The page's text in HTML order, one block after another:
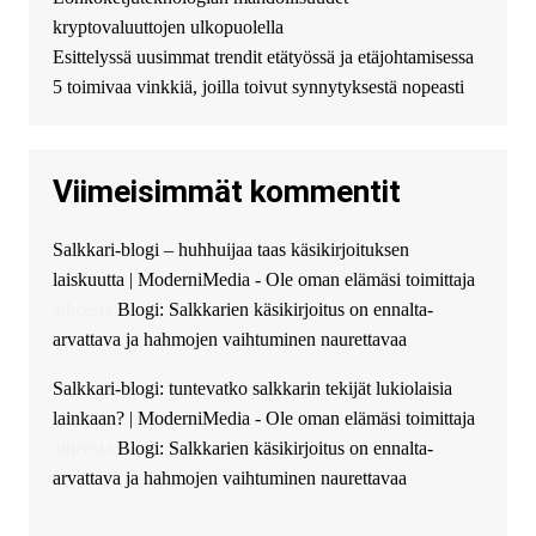
можете получить
финансирование в долг без
избыточных вопросов и
документов? Тогда обратитесь
guest_4889 :Cmon Suomi 👏
The Admin: High five! You’ve
successfully installed Simple
Ajax Chat.
kryptovaluuttojen ulkopuolella
Esittelyssä uusimmat trendit etätyössä ja etäjohtamisessa
5 toimivaa vinkkiä, joilla toivut synnytyksestä nopeasti
Viimeisimmät kommentit
Salkkari-blogi – huhhuijaa taas käsikirjoituksen
laiskuutta | ModerniMedia - Ole oman elämäsi toimittaja
Blogi: Salkkarien käsikirjoitus on ennalta-
arvattava ja hahmojen vaihtuminen naurettavaa
Salkkari-blogi: tuntevatko salkkarin tekijät lukiolaisia
lainkaan? | ModerniMedia - Ole oman elämäsi toimittaja
Blogi: Salkkarien käsikirjoitus on ennalta-
arvattava ja hahmojen vaihtuminen naurettavaa